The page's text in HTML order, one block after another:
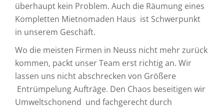
überhaupt kein Problem. Auch die Räumung eines
Kompletten Mietnomaden Haus ist Schwerpunkt
in unserem Geschäft.
Wo die meisten Firmen in Neuss nicht mehr zurück
kommen, packt unser Team erst richtig an. Wir
lassen uns nicht abschrecken von Größere
Entrümpelung Aufträge. Den Chaos beseitigen wir
Umweltschonend und fachgerecht durch